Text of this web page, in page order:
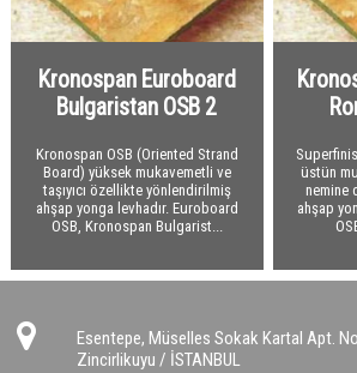
Taşyünü Dökme
İzocamflex
Kauçuk Özel Malzemeler
Polietilen
Tesisat Kaplamaları
Danmat PVC Folyo
Hava Kanalları
Flexible Hava Kanalları
Havalandırma Fanları
Yardımcı Malzemeler
Ses Yalıtım Malzemeleri
Akustik Süngerler
Kauçuk Levha ve Şilteler
Titreşim Alıcılar
Yardımcı Malzemeler
Yangın Yalıtım Malzemeleri
Kalsiyum Silikat Levhalar
Yangın Geçiş Bariyerleri
Yardımcı Malzemeler
Drenaj
Drenaj Levhaları
Yardımcı Malzemeler
Bitümlü Membranlar
Bitümlü Likitler Astarlar
PVC - EPDM Membranlar
Kauçuk Bitüm Membran
Geotekstil Keçe
Geotekstil Keçe
Yapı Kimyasalları
Kronospan Euroboard
Bulgaristan OSB 2
Kronospan OSB (Oriented Strand
Board) yüksek mukavemetli ve
taşıyıcı özellikte yönlendirilmiş
ahşap yonga levhadır. Euroboard
OSB, Kronospan Bulgarist...
üstün
nemine
ahşap
Esentepe, Müselles Sokak Kartal Apt.
Zincirlikuyu / İSTANBUL